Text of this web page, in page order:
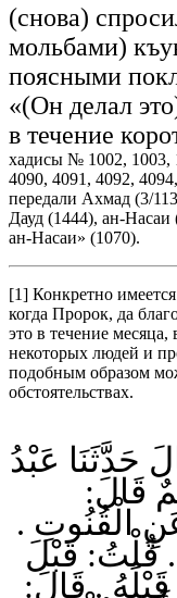
(снова)
мольбами)
поясными
«(Он делал
в течение
хадисы № 1002, 1003,
4090, 4091, 4092,
передали Ахмад (3/
Дауд (1444), ан-
ан-Насаи» (1070).
[1] Конкретно
когда Пророк, да
это в течение
некоторых людей и
подобным образом
обстоятельствах.
حَدَّثَنَا عَبْدُ
قَالَ:
الْقُنُوتِ .
قُلْتُ: قَبْلَ
. قَالَ: